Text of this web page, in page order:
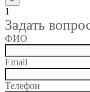
1
Задать
ФИО
Email
Телефон